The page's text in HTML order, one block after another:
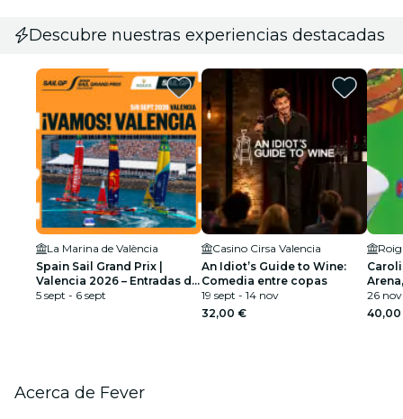
Descubre nuestras experiencias destacadas
La Marina de València
Spain Sail Grand Prix |
Valencia 2026 – Entradas de
día
5 sept - 6 sept
Casino Cirsa Valencia
An Idiot’s Guide to Wine:
Comedia entre copas
19 sept - 14 nov
32,00 €
26 nov
Acerca de Fever